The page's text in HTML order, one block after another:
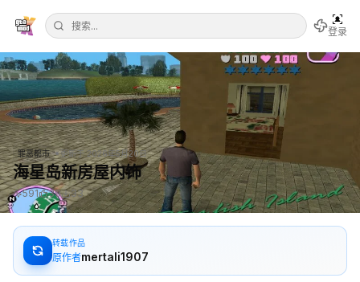
登录
罪恶都市 •更新于2026年5月20日
海星岛新房屋内饰
591 39 33
转载作品
原作者mertali1907